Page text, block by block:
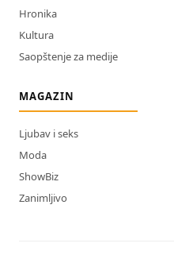
Hronika
Kultura
Saopštenje za medije
MAGAZIN
Ljubav i seks
Moda
ShowBiz
Zanimljivo